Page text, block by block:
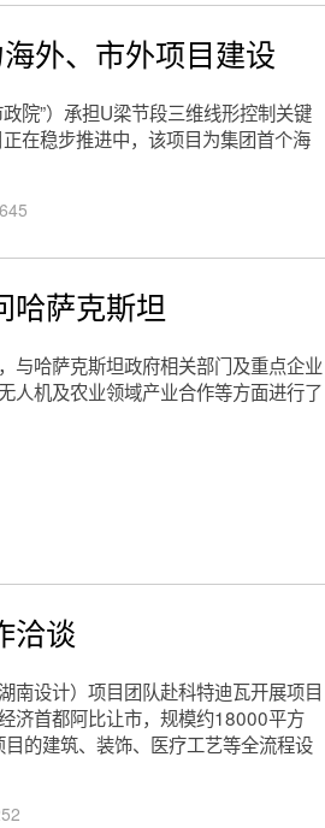
外、市外项目建设
院”）承担U梁节段三维线形控制关键
在稳步推进中，该项目为集团首个海
哈萨克斯坦
与哈萨克斯坦政府相关部门及重点企业
人机及农业领域产业合作等方面进行了
洽谈
南设计）项目团队赴科特迪瓦开展项目
济首都阿比让市，规模约18000平方
的建筑、装饰、医疗工艺等全流程设